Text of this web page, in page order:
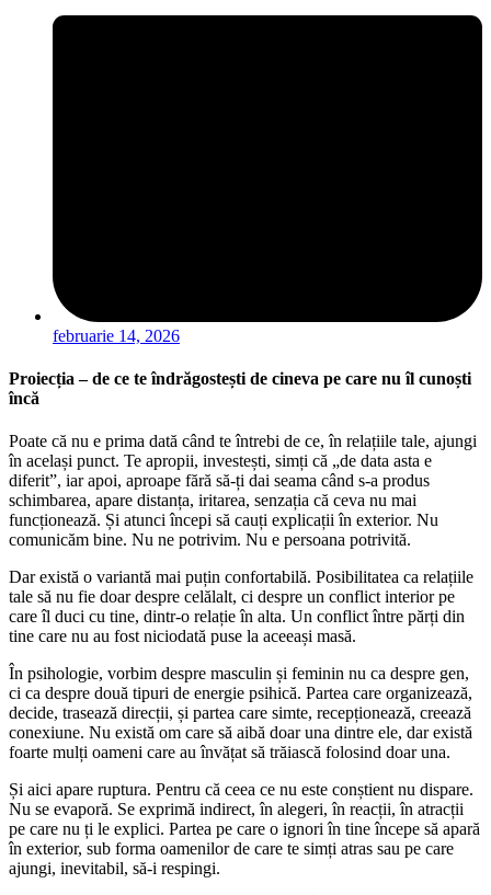
februarie 14, 2026
Proiecția – de ce te îndrăgostești de cineva pe care nu îl cunoști
încă
Poate că nu e prima dată când te întrebi de ce, în relațiile tale, ajungi
în același punct. Te apropii, investești, simți că „de data asta e
diferit”, iar apoi, aproape fără să-ți dai seama când s-a produs
schimbarea, apare distanța, iritarea, senzația că ceva nu mai
funcționează. Și atunci începi să cauți explicații în exterior. Nu
comunicăm bine. Nu ne potrivim. Nu e persoana potrivită.
Dar există o variantă mai puțin confortabilă. Posibilitatea ca relațiile
tale să nu fie doar despre celălalt, ci despre un conflict interior pe
care îl duci cu tine, dintr-o relație în alta. Un conflict între părți din
tine care nu au fost niciodată puse la aceeași masă.
În psihologie, vorbim despre masculin și feminin nu ca despre gen,
ci ca despre două tipuri de energie psihică. Partea care organizează,
decide, trasează direcții, și partea care simte, recepționează, creează
conexiune. Nu există om care să aibă doar una dintre ele, dar există
foarte mulți oameni care au învățat să trăiască folosind doar una.
Și aici apare ruptura. Pentru că ceea ce nu este conștient nu dispare.
Nu se evaporă. Se exprimă indirect, în alegeri, în reacții, în atracții
pe care nu ți le explici. Partea pe care o ignori în tine începe să apară
în exterior, sub forma oamenilor de care te simți atras sau pe care
ajungi, inevitabil, să-i respingi.